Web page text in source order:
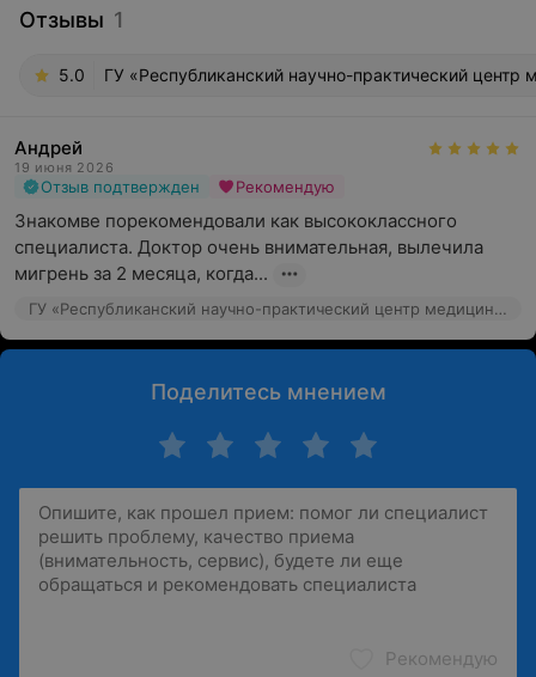
Отзывы 1
5.0 ГУ «Республиканский научно-практический
Андрей
19 июня 2026
Отзыв подтвержден Рекомендую
Знакомве порекомендовали как высококлассного
специалиста. Доктор очень внимательная, вылечила
мигрень за 2 месяца, когда...
ГУ «Республиканский научно-практический центр медицинской экспертизы и реабилитаци», Минский р-н, д. Аксаковщина, ул. Речная, 1
Поделитесь мнением
Рекомендую